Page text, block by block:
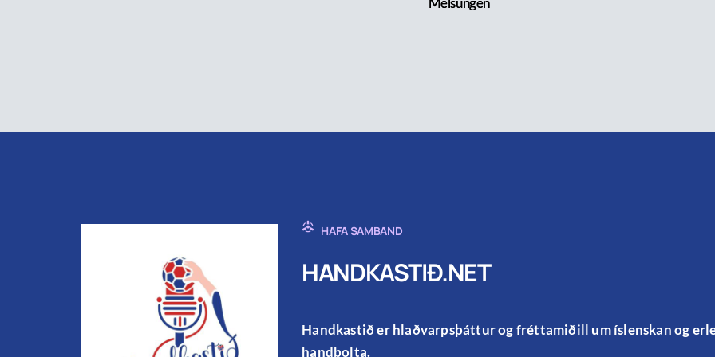
HAFA SAMBAND
HANDKASTIÐ.NET
Handkastið er hlaðvarpsþáttur og fréttamiðill um íslenskan og
handbolta.